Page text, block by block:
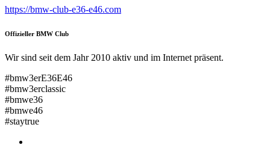
https://bmw-club-e36-e46.com
Offizieller BMW Club
Wir sind seit dem Jahr 2010 aktiv und im Internet präsent.
#bmw3erE36E46
#bmw3erclassic
#bmwe36
#bmwe46
#staytrue